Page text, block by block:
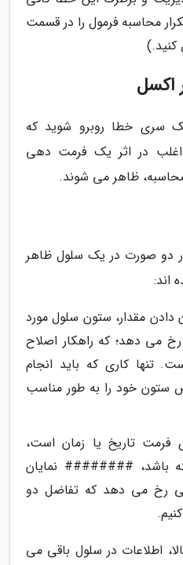
محاسبه فرمول را در قسمت
اکسل
سری خطا روبرو شوید که
در اثر یک فرمت دهی
ظاهر می شوند.
دو صورت در یک سلول ظاهر
اند:
مقدار، ستون سلول مورد
می دهد؛ که راهکار اصلاح
تنها کاری که باید انجام
خود را به طور مناسب
فرمت تاریخ یا زمان است،
باشد، ######## نمایان
رخ می دهد که تفاضل دو
اطلاعات در سلول باقی می